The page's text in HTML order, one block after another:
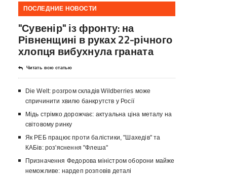
ПОСЛЕДНИЕ НОВОСТИ
"Сувенір" із фронту: на
Рівненщині в руках 22-річного
хлопця вибухнула граната
Читать всю статью
Die Welt: розгром складів Wildberries може
спричинити хвилю банкрутств у Росії
Мідь стрімко дорожчає: актуальна ціна металу на
світовому ринку
Як РЕБ працює проти балістики, "Шахедів" та
КАБів: роз'яснення "Флеша"
Призначення Федорова міністром оборони майже
неможливе: нардеп розповів деталі